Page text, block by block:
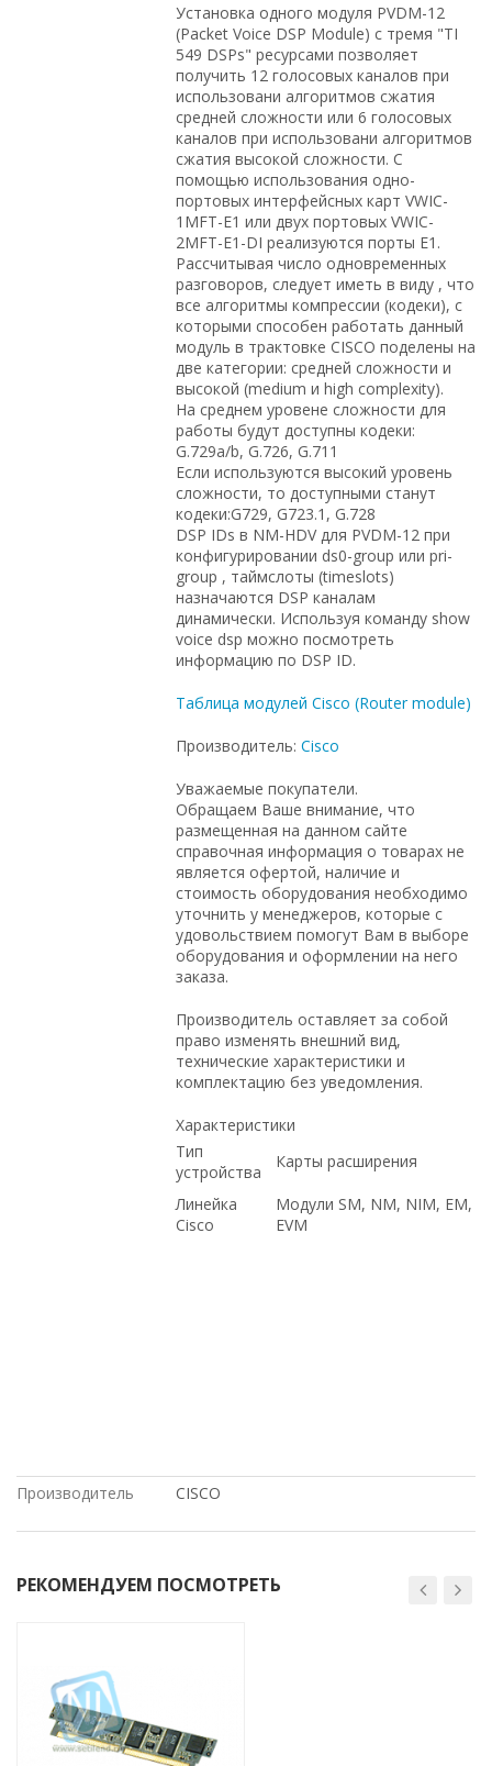
Установка одного модуля PVDM-12
(Packet Voice DSP Module) с тремя "TI
549 DSPs" ресурсами позволяет
получить 12 голосовых каналов при
использовани алгоритмов сжатия
средней сложности или 6 голосовых
каналов при использовани алгоритмов
сжатия высокой сложности. С
помощью использования одно-
портовых интерфейсных карт VWIC-
1MFT-E1 или двух портовых VWIC-
2MFT-E1-DI реализуются порты E1.
Рассчитывая число одновременных
разговоров, следует иметь в виду , что
все алгоритмы компрессии (кодеки), с
которыми способен работать данный
модуль в трактовке CISCO поделены на
две категории: средней сложности и
высокой (medium и high complexity).
На среднем уровене сложности для
работы будут доступны кодеки:
G.729a/b, G.726, G.711
Если используются высокий уровень
сложности, то доступными станут
кодеки:G729, G723.1, G.728
DSP IDs в NM-HDV для PVDM-12 при
конфигурировании ds0-group или pri-
group , таймслоты (timeslots)
назначаются DSP каналам
динамически. Используя команду show
voice dsp можно посмотреть
информацию по DSP ID.
Таблица модулей Cisco (Router module)
Производитель: Cisco
Уважаемые покупатели.
Обращаем Ваше внимание, что
размещенная на данном сайте
справочная информация о товарах не
является офертой, наличие и
стоимость оборудования необходимо
уточнить у менеджеров, которые с
удовольствием помогут Вам в выборе
оборудования и оформлении на него
заказа.
Производитель оставляет за собой
право изменять внешний вид,
технические характеристики и
комплектацию без уведомления.
Характеристики
Тип
устройства
Карты расширения
Линейка
Cisco
Модули SM, NM, NIM, EM,
EVM
Производитель
CISCO
РЕКОМЕНДУЕМ ПОСМОТРЕТЬ